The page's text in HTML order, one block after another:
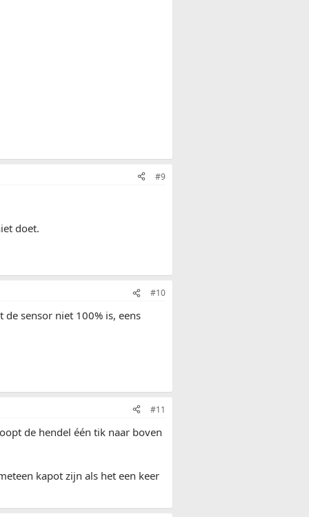
#9
doet.
#10
sensor niet 100% is, eens
#11
de hendel één tik naar boven
kapot zijn als het een keer